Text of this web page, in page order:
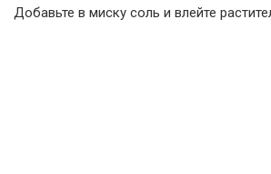
Добавьте в миску соль и влейте